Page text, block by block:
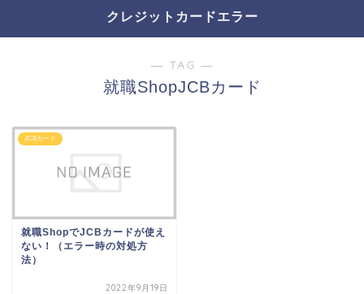
クレジットカードエラー
― TAG ―
就職ShopJCBカード
JCBカード
就職ShopでJCBカードが使え
ない！（エラー時の対処方
法）
2022年9月19日